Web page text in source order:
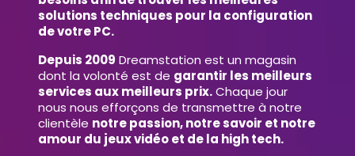
solutions techniques pour la configuration
de votre PC.
Depuis 2009 Dreamstation est un magasin
dont la volonté est de garantir les meilleurs
services aux meilleurs prix.Chaque jour
nous nous efforçons de transmettre à notre
clientèle notre passion, notre savoir et notre
amour du jeux vidéo et de la high tech.